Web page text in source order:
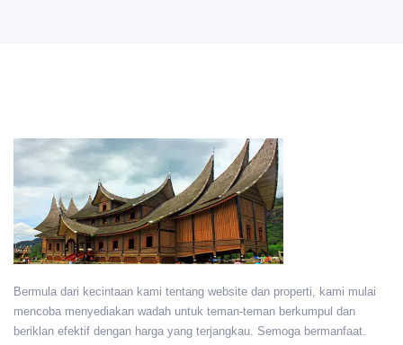
Bermula dari kecintaan kami tentang website dan properti, kami mulai
mencoba menyediakan wadah untuk teman-teman berkumpul dan
beriklan efektif dengan harga yang terjangkau. Semoga bermanfaat.